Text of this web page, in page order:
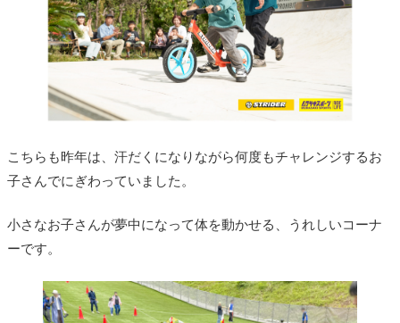
こちらも昨年は、汗だくになりながら何度もチャレンジするお
子さんでにぎわっていました。
小さなお子さんが夢中になって体を動かせる、うれしいコーナ
ーです。